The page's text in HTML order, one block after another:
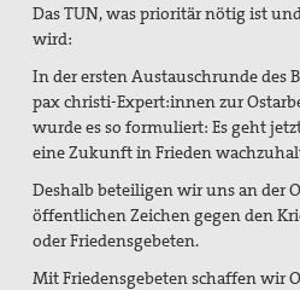
Das TUN, was prioritär nötig ist
wird:
In der ersten Austauschrunde des
pax christi-Expert:innen zur
wurde es so formuliert: Es geht
eine Zukunft in Frieden
Deshalb beteiligen wir uns an der
öffentlichen Zeichen gegen den
oder Friedensgebeten.
Mit Friedensgebeten schaffen wir